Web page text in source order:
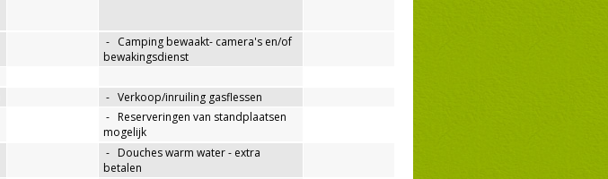
- Camping bewaakt- camera's en/of
bewakingsdienst
- Verkoop/inruiling gasflessen
- Reserveringen van standplaatsen
mogelijk
- Douches warm water - extra
betalen